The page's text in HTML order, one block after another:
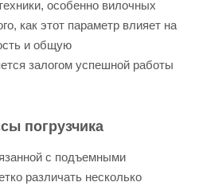
особенно вилочных
как этот параметр влияет на
и общую
залогом успешной работы
погрузчика
с подъемными
различать несколько